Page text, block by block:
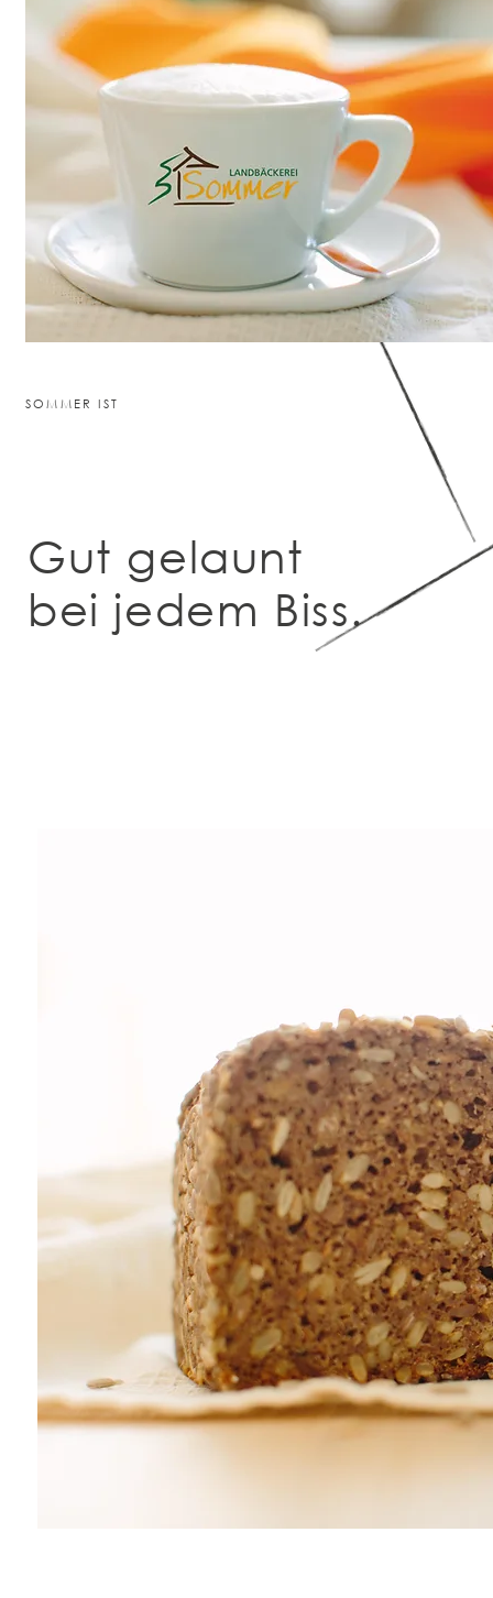
SOMMER IST
Gut gelaunt
bei jedem Biss.